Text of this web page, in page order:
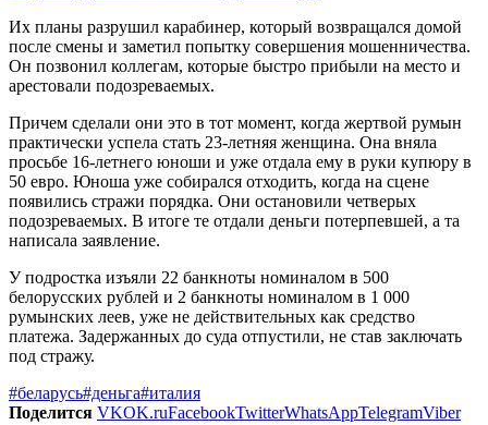
Их планы разрушил карабинер, который возвращался домой
после смены и заметил попытку совершения мошенничества.
Он позвонил коллегам, которые быстро прибыли на место и
арестовали подозреваемых.
Причем сделали они это в тот момент, когда жертвой румын
практически успела стать 23-летняя женщина. Она вняла
просьбе 16-летнего юноши и уже отдала ему в руки купюру в
50 евро. Юноша уже собирался отходить, когда на сцене
появились стражи порядка. Они остановили четверых
подозреваемых. В итоге те отдали деньги потерпевшей, а та
написала заявление.
У подростка изъяли 22 банкноты номиналом в 500
белорусских рублей и 2 банкноты номиналом в 1 000
румынских леев, уже не действительных как средство
платежа. Задержанных до суда отпустили, не став заключать
под стражу.
#беларусь#деньга#италия
Поделится VKOK.ruFacebookTwitterWhatsAppTelegramViber